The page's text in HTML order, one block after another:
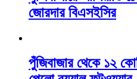
জোরদার বিএসইসির
পুঁজিবাজার থেকে ১২